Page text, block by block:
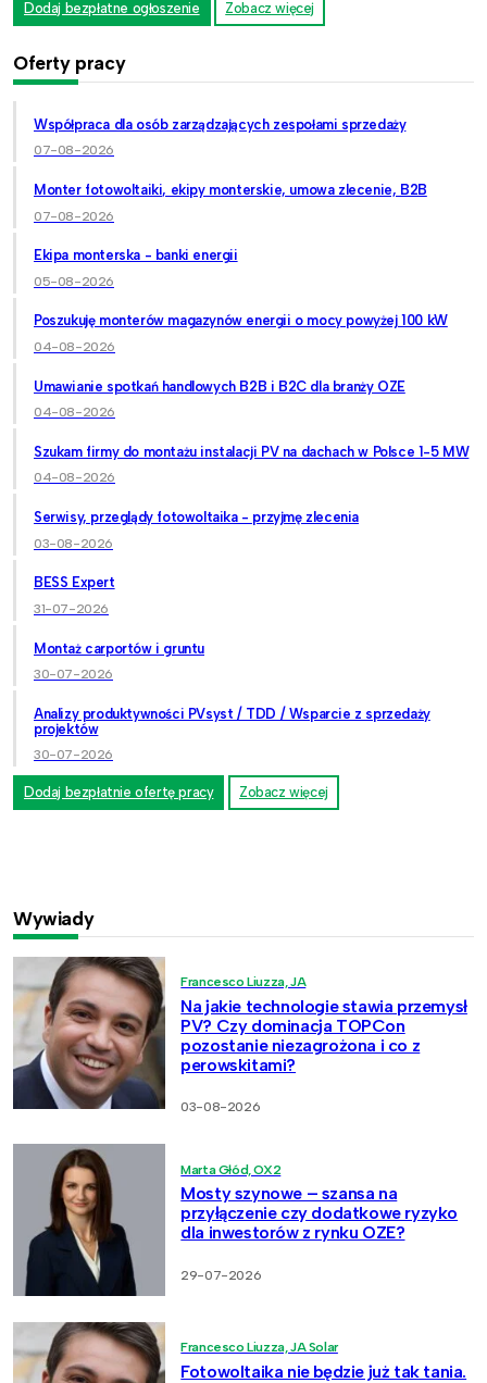
Dodaj bezpłatne ogłoszenie Zobacz więcej
Oferty pracy
Współpraca dla osób zarządzających zespołami sprzedaży
07-08-2026
Monter fotowoltaiki, ekipy monterskie, umowa zlecenie, B2B
07-08-2026
Ekipa monterska - banki energii
05-08-2026
Poszukuję monterów magazynów energii o mocy powyżej 100 kW
04-08-2026
Umawianie spotkań handlowych B2B i B2C dla branży OZE
04-08-2026
Szukam firmy do montażu instalacji PV na dachach w Polsce 1-5 MW
04-08-2026
Serwisy, przeglądy fotowoltaika - przyjmę zlecenia
03-08-2026
BESS Expert
31-07-2026
Montaż carportów i gruntu
30-07-2026
Analizy produktywności PVsyst / TDD / Wsparcie z sprzedaży
projektów
30-07-2026
Dodaj bezpłatnie ofertę pracy Zobacz więcej
Wywiady
Francesco Liuzza, JA
Na jakie technologie stawia przemysł
PV? Czy dominacja TOPCon
pozostanie niezagrożona i co z
perowskitami?
03-08-2026
Marta Głód, OX2
Mosty szynowe – szansa na
przyłączenie czy dodatkowe ryzyko
dla inwestorów z rynku OZE?
29-07-2026
Francesco Liuzza, JA Solar
Fotowoltaika nie będzie już tak tania.